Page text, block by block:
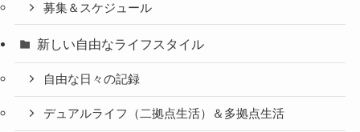
募集＆スケジュール
新しい自由なライフスタイル
自由な日々の記録
デュアルライフ（二拠点生活）＆多拠点生活